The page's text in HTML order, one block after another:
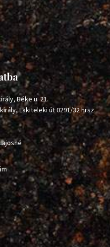
Béke u. 21.
Lakiteleki út 0291/32 hrsz.